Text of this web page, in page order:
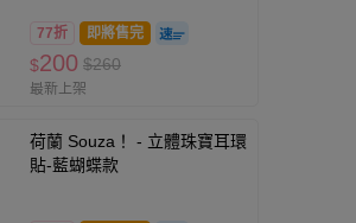
77折 即將售完
$200 $260
最新上架
荷蘭 Souza！ - 立體珠寶耳環
貼-藍蝴蝶款